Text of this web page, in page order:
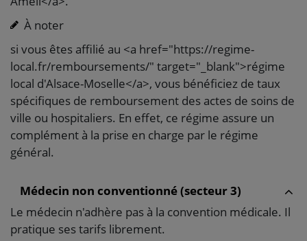
À noter
si vous êtes affilié au <a href="https://regime-
local.fr/remboursements/" target="_blank">régime
local d'Alsace-Moselle</a>, vous bénéficiez de taux
spécifiques de remboursement des actes de soins de
ville ou hospitaliers. En effet, ce régime assure un
complément à la prise en charge par le régime
général.
Médecin non conventionné (secteur 3)
Le médecin n'adhère pas à la convention médicale. Il
pratique ses tarifs librement.